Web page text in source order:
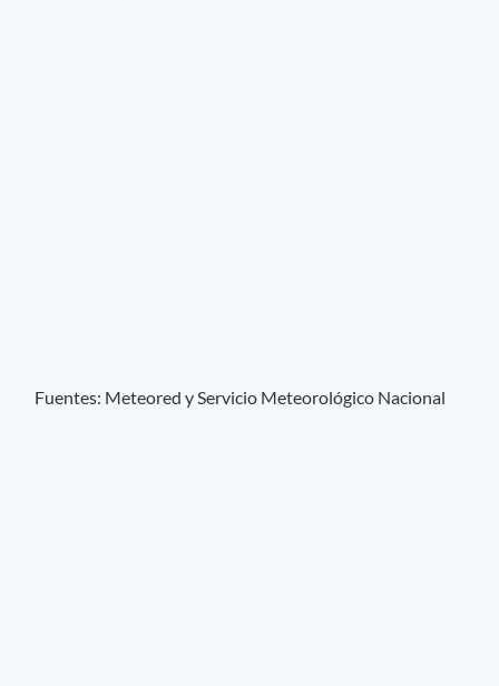
Fuentes: Meteored y Servicio Meteorológico Nacional